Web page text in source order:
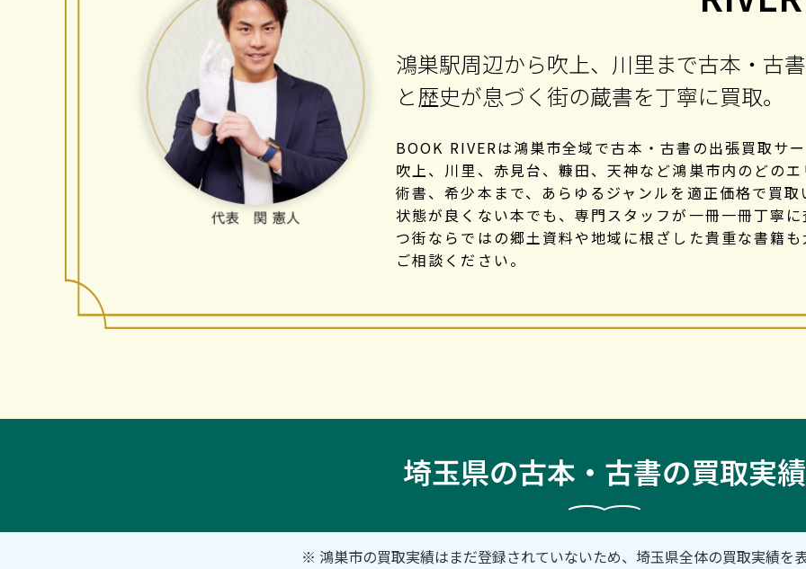
鴻巣駅周辺から吹上、川里まで古本・古
と歴史が息づく街の蔵書を丁寧に買取。
BOOK RIVERは鴻巣市全域で古本・古書の出張買取サ
吹上、川里、赤見台、糠田、天神など鴻巣市内のどの
術書、希少本まで、あらゆるジャンルを適正価格で買
状態が良くない本でも、専門スタッフが一冊一冊丁寧
つ街ならではの郷土資料や地域に根ざした貴重な書籍
ご相談ください。
埼玉県の古本・古書の買取実績
※ 鴻巣市の買取実績はまだ登録されていないため、埼玉県全体の買取実績を表